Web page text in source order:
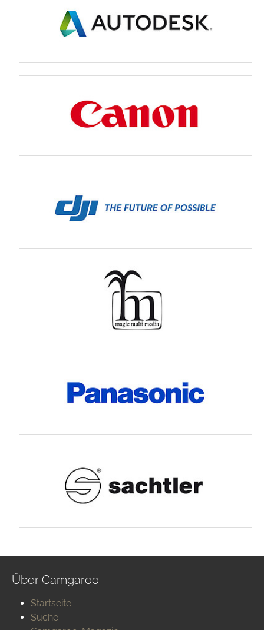
Über Camgaroo
Startseite
Suche